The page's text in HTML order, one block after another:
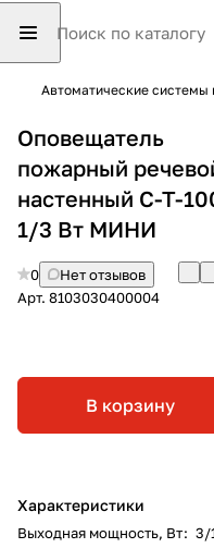
Автоматические
Оповещатель
пожарный
настенный С-Т-
1/3 Вт МИНИ
0
Нет отзывов
Арт. 8103030400004
В корзину
Характеристики
Выходная мощность, Вт: 3/